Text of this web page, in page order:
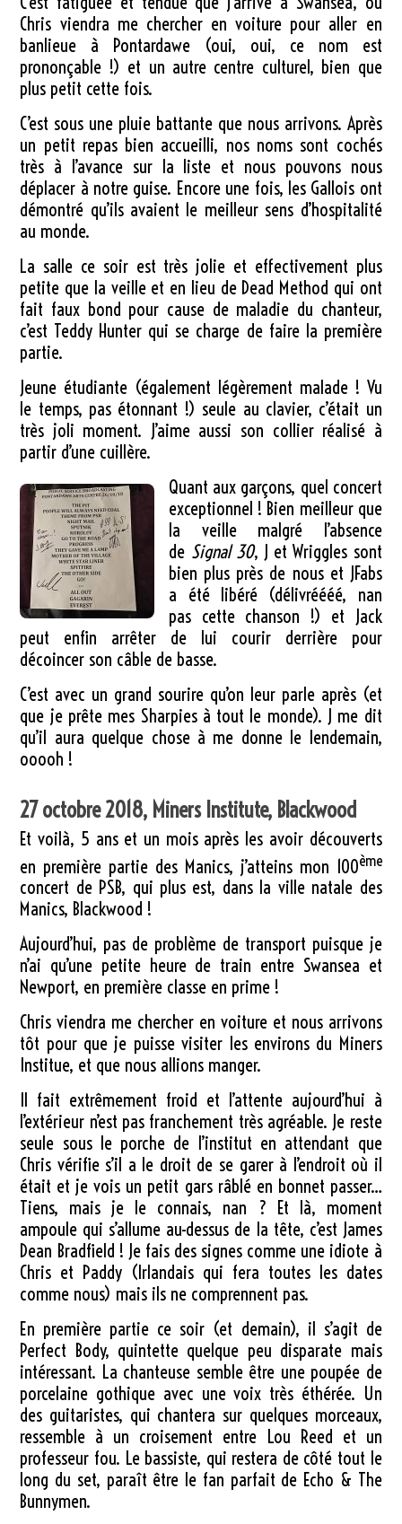
Chris viendra me chercher en voiture pour aller en
banlieue à Pontardawe (oui, oui, ce nom est
prononçable !) et un autre centre culturel, bien que
plus petit cette fois.
C’est sous une pluie battante que nous arrivons. Après
un petit repas bien accueilli, nos noms sont cochés
très à l’avance sur la liste et nous pouvons nous
déplacer à notre guise. Encore une fois, les Gallois ont
démontré qu’ils avaient le meilleur sens d’hospitalité
au monde.
La salle ce soir est très jolie et effectivement plus
petite que la veille et en lieu de Dead Method qui ont
fait faux bond pour cause de maladie du chanteur,
c’est Teddy Hunter qui se charge de faire la première
partie.
Jeune étudiante (également légèrement malade ! Vu
le temps, pas étonnant !) seule au clavier, c’était un
très joli moment. J’aime aussi son collier réalisé à
partir d’une cuillère.
Quant aux garçons, quel concert
exceptionnel ! Bien meilleur que
la veille malgré l’absence
de Signal 30, J et Wriggles sont
bien plus près de nous et JFabs
a été libéré (délivréééé, nan
pas cette chanson !) et Jack
peut enfin arrêter de lui courir derrière pour
décoincer son câble de basse.
C’est avec un grand sourire qu’on leur parle après (et
que je prête mes Sharpies à tout le monde). J me dit
qu’il aura quelque chose à me donne le lendemain,
ooooh !
27 octobre 2018, Miners Institute, Blackwood
Et voilà, 5 ans et un mois après les avoir découverts
en première partie des Manics, j’atteins mon 100ème
concert de PSB, qui plus est, dans la ville natale des
Manics, Blackwood !
Aujourd’hui, pas de problème de transport puisque je
n’ai qu’une petite heure de train entre Swansea et
Newport, en première classe en prime !
Chris viendra me chercher en voiture et nous arrivons
tôt pour que je puisse visiter les environs du Miners
Institue, et que nous allions manger.
Il fait extrêmement froid et l’attente aujourd’hui à
l’extérieur n’est pas franchement très agréable. Je reste
seule sous le porche de l’institut en attendant que
Chris vérifie s’il a le droit de se garer à l’endroit où il
était et je vois un petit gars râblé en bonnet passer…
Tiens, mais je le connais, nan ? Et là, moment
ampoule qui s’allume au-dessus de la tête, c’est James
Dean Bradfield ! Je fais des signes comme une idiote à
Chris et Paddy (Irlandais qui fera toutes les dates
comme nous) mais ils ne comprennent pas.
En première partie ce soir (et demain), il s’agit de
Perfect Body, quintette quelque peu disparate mais
intéressant. La chanteuse semble être une poupée de
porcelaine gothique avec une voix très éthérée. Un
des guitaristes, qui chantera sur quelques morceaux,
ressemble à un croisement entre Lou Reed et un
professeur fou. Le bassiste, qui restera de côté tout le
long du set, paraît être le fan parfait de Echo & The
Bunnymen.